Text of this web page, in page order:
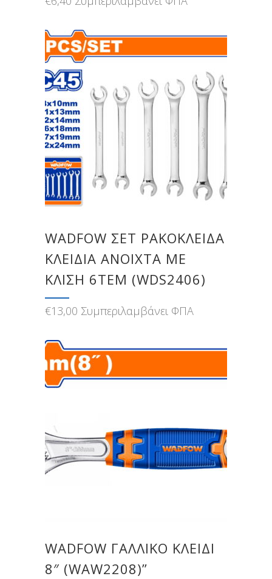
WADFOW ΣΕΤ ΡΑΚΟΚΛΕΙΔΑ
ΚΛΕΙΔΙΑ ANOIXTA ΜΕ
ΚΛΙΣΗ 6ΤΕΜ (WDS2406)
€13,00 Συμπεριλαμβάνει ΦΠΑ
WADFOW ΓΑΛΛΙΚΟ ΚΛΕΙΔΙ
8″ (WAW2208)”